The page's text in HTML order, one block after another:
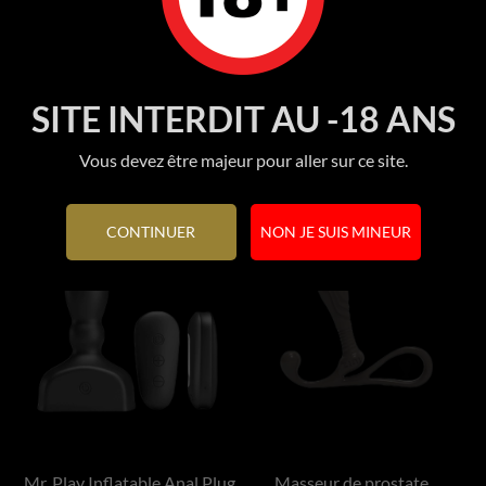
SITE INTERDIT AU -18 ANS
Vous devez être majeur pour aller sur ce site.
CONTINUER NON JE SUIS MINEUR
9 950 FCFP
Ajouter au panier
Prix
11 950 FCFP
Ajouter au panier
Mr. Play Inflatable Anal Plug Masseur de prostate...